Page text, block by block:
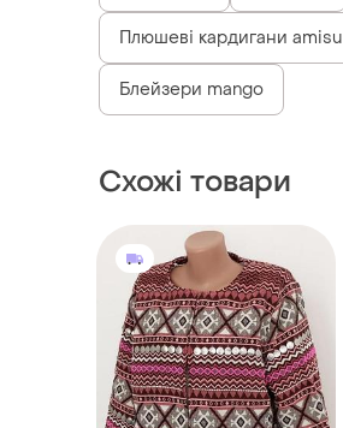
Плюшеві кардигани amisu
Блейзери mango
Схожі товари